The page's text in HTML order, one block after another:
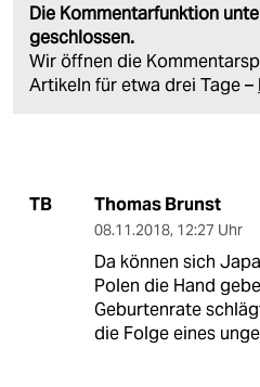
Die Kommentarfunktion
geschlossen.
Wir öffnen die
Artikeln für etwa drei Tage –
TB Thomas Brunst
08.11.2018, 12:27 Uhr
Da können sich
Polen die Hand
Geburtenrate
die Folge eines